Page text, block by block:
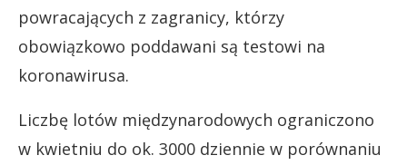
powracających z zagranicy, którzy
obowiązkowo poddawani są testowi na
koronawirusa.
Liczbę lotów międzynarodowych ograniczono
w kwietniu do ok. 3000 dziennie w porównaniu